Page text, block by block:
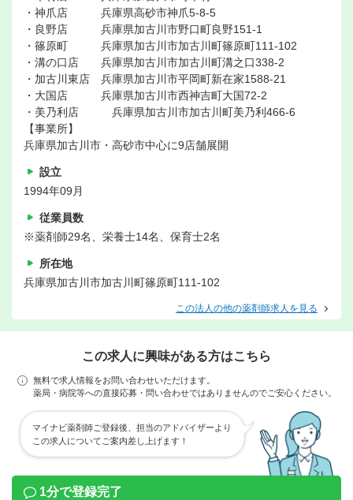
・神爪店 兵庫県高砂市神爪5-8-5
・良野店 兵庫県加古川市野口町良野151-1
・篠原町 兵庫県加古川市加古川町篠原町111-102
・溝の口店 兵庫県加古川市加古川町溝之口338-2
・加古川東店 兵庫県加古川市平岡町新在家1588-21
・大国店 兵庫県加古川市西神吉町大国72-2
・美乃利店 兵庫県加古川市加古川町美乃利466-6
【事業所】
兵庫県加古川市・高砂市中心に9店舗展開
設立
1994年09月
従業員数
※薬剤師29名、栄養士14名、保育士2名
所在地
兵庫県加古川市加古川町篠原町111-102
この法人の他の薬剤師求人を見る
この求人に興味がある方はこちら
無料で求人情報をお問い合わせいただけます。
薬局・病院等への直接応募・問い合わせではありませんのでご安心ください。
マイナビ薬剤師ご登録後、担当のアドバイザーより
この求人についてご案内差し上げます！
1分で登録完了